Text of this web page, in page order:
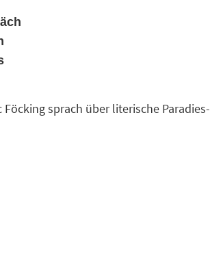
Föcking sprach über literische Paradies-